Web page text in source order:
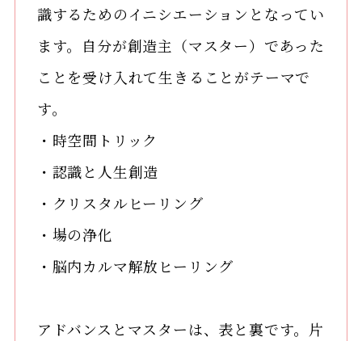
識するためのイニシエーションとなってい
ます。自分が創造主（マスター）であった
ことを受け入れて生きることがテーマで
す。
・時空間トリック
・認識と人生創造
・クリスタルヒーリング
・場の浄化
・脳内カルマ解放ヒーリング
アドバンスとマスターは、表と裏です。片